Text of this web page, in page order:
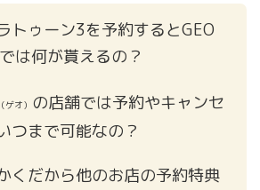
トゥーン3を予約するとGEO
では何が貰えるの？
（ゲオ） の店舗では予約やキャンセ
つまで可能なの？
くだから他のお店の予約特典